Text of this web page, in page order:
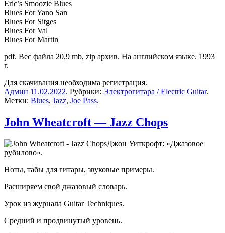
Eric’s Smoozie Blues
Blues For Yano San
Blues For Sitges
Blues For Val
Blues For Martin
pdf. Вес файла 20,9 mb, zip архив. На английском языке. 1993
г.
Для скачивания необходима регистрация.
Админ 11.02.2022. Рубрики: Электрогитара / Electric Guitar.
Метки: Blues, Jazz, Joe Pass.
John Wheatcroft — Jazz Chops
Джон Уиткрофт: «Джазовое
рубилово».
Ноты, табы для гитары, звуковые примеры.
Расширяем свой джазовый словарь.
Урок из журнала Guitar Techniques.
Средний и продвинутый уровень.